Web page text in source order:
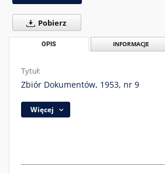
Pobierz
OPIS INFORMACJE
Tytuł:
Zbiór Dokumentów, 1953, nr 9
Więcej